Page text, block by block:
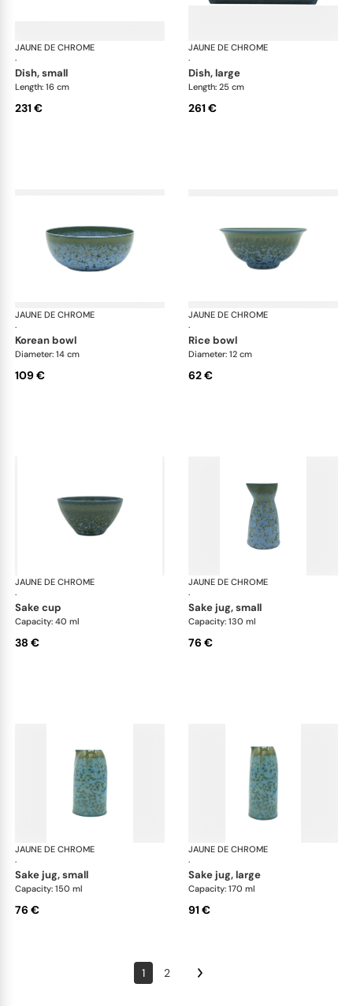
JAUNE DE CHROME
·
Nymphéa
dish, small
Length: 16 cm
231 €
JAUNE DE CHROME
·
dish, large
Length: 25 cm
261 €
JAUNE DE CHROME
·
Nymphéa
korean bowl
Diameter: 14 cm
109 €
JAUNE DE CHROME
·
rice bowl
Diameter: 12 cm
62 €
JAUNE DE CHROME
·
Nymphéa
sake cup
Capacity: 40 ml
38 €
JAUNE DE CHROME
·
sake jug, small
Capacity: 130 ml
76 €
JAUNE DE CHROME
·
Nymphéa
sake jug, small
Capacity: 150 ml
76 €
JAUNE DE CHROME
·
sake jug, large
Capacity: 170 ml
91 €
1 2